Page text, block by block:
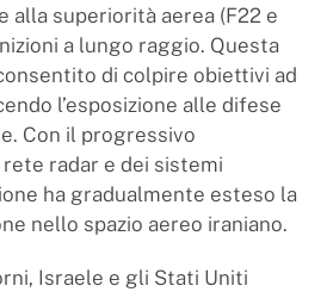
alla superiorità aerea (F22 e
a lungo raggio. Questa
di colpire obiettivi ad
l’esposizione alle difese
Con il progressivo
radar e dei sistemi
ha gradualmente esteso la
nello spazio aereo iraniano.
Israele e gli Stati Uniti